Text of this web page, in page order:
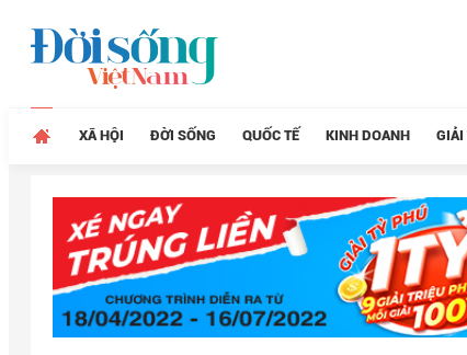
XÃ HỘI ĐỜI SỐNG QUỐC TẾ KINH DOANH GIẢI